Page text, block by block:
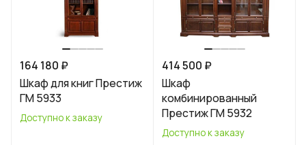
164 180 ₽
Шкаф для книг Престиж
ГМ 5933
Доступно к заказу
414 500 ₽
Шкаф
комбинированный
Престиж ГМ 5932
Доступно к заказу